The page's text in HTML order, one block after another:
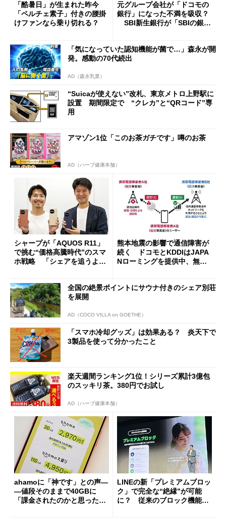
「酷暑日」が生まれた昨今
「ペルチェ素子」付きの腰掛
けファンなら乗り切れる？
元グループ会社が「ドコモの
銀行」になった不満を吸収？
SBI新生銀行が「SBIの銀
開催
「気になっていた認知機能が菌で…」森永が開
発。感動の70代続出
AD（森永乳業）
“Suicaが使えない”改札、東京メトロ上野駅に
設置 期間限定で “クレカ”と“QRコード”専
用
アマゾン1位「このお茶ガチです」噂のお茶
AD（ハーブ健康本舗）
シャープが「AQUOS R11」
で挑む“価格高騰時代”のスマ
ホ戦略 「シェアを追うより
熊本地震の影響で通信障害が
続く ドコモとKDDIはJAPA
Nローミングを提供中、無料
全国の絶景ポイントにサウナ付きのシェア別荘
を展開
AD（COCO VILLA on GOETHE）
「スマホ冷却グッズ」は効果ある？ 炎天下で
3製品を使って分かったこと
楽天週間ランキング1位！シリーズ累計3億包
のスッキリ茶。380円でお試し
AD（ハーブ健康本舗）
ahamoに「神です」との声―
―値段そのままで40GBに
「課金されたのかと思った」
LINEの新「プレミアムブロッ
ク」で完全な“絶縁”が可能
に？ 従来のブロック機能と